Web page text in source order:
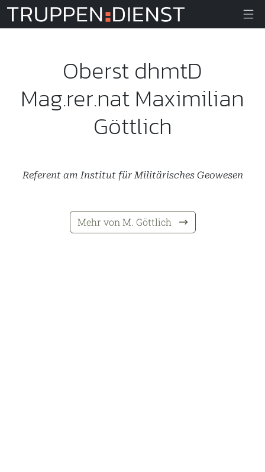
Truppendienst
Oberst dhmtD
Mag.rer.nat Maximilian
Göttlich
Referent am Institut für Militärisches Geowesen
Mehr von M. Göttlich